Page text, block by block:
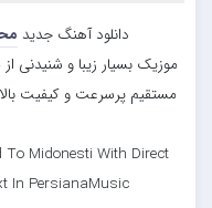
دانلود آهنگ جدید
موزیک بسیار زیبا و شنیدنی
مستقیم پرسرعت و کیفیت
Midonesti With Direct
In PersianaMusic